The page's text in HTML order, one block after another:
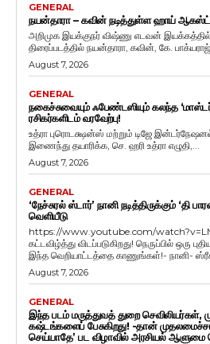
GENERAL
நயன்தாரா – கவின் நடித்துள்ள ஹாய்
அறிமுக இயக்குநர் விஷ்ணு எடவன்
திரைப்படத்தில் நயன்தாரா, கவின், கே. பாக்யராஜ்,
August 7, 2026
GENERAL
நகைச்சுவையும் ஃபேண்டஸியும் கலந்த
ரசிகர்களிடம் வரவேற்பு!
உத்ரா புரொடக்ஷன்ஸ் மற்றும் டிஜே இன்டர்நேஷனல்
இணைந்து தயாரிக்க, செ. ஹரி உத்ரா எழுதி,...
August 7, 2026
GENERAL
‘நேச்சுரல் ஸ்டார்’ நானி நடித்திருக்கும் ‘தி
வெளியீடு
https://www.youtube.com/
கட்டவிழ்த்து விடப்படுகிறது! நெருப்பில் ஒரு
இந்த வெறியாட்டத்தை காணுங்கள்!- நானி-
August 7, 2026
GENERAL
இந்த படம் மருத்துவத் துறை
கஷ்டங்களைப் பேசுகிறது! -தான்
செய்யாதே’ பட விழாவில் அரசியல் ஆளுமை